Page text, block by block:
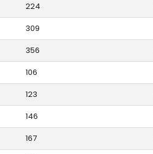
224
309
356
106
123
146
167